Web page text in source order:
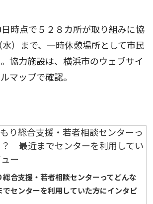
時点で５２８カ所が取り組みに協
）まで、一時休憩場所として市民
協力施設は、横浜市のウェブサイ
マップで確認。
合支援・若者相談センターってどんな
センターを利用していた方にインタビ